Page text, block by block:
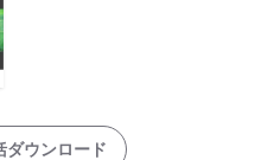
ダウンロード